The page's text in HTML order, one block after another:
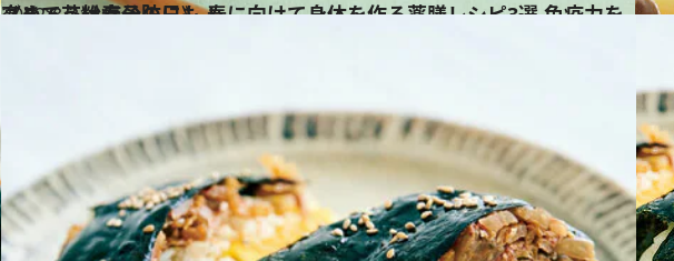
2022.3.21
《きょうは春分の日》 春に向けて身体を作る薬膳レシピ3選 免疫力を高めて花粉症予防にも！
グルメ